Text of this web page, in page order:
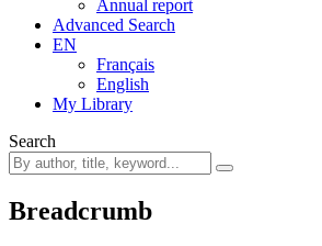
Annual report
Advanced Search
EN
Français
English
My Library
Search
Breadcrumb